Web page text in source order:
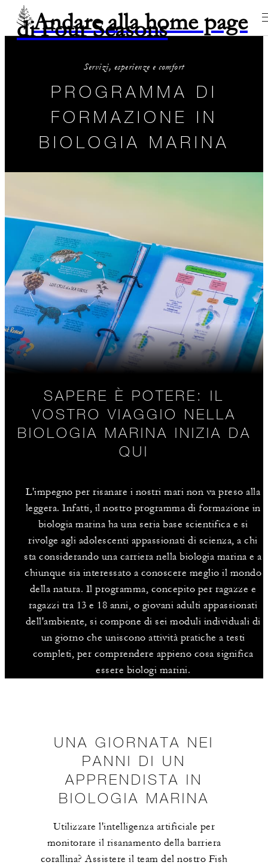
Andare alla home page
di Four Seasons
Servizi, esperienze e comfort
PROGRAMMA DI
FORMAZIONE IN
BIOLOGIA MARINA
SAPERE È POTERE: IL
VOSTRO VIAGGIO NELLA
BIOLOGIA MARINA INIZIA DA
QUI
L'impegno per risanare i nostri mari non va preso alla
leggera. Infatti, il nostro programma di formazione in
biologia marina ha una seria base scientifica e si
rivolge agli adolescenti appassionati di scienza, a chi
sta considerando una carriera nella biologia marina e a
chiunque sia interessato a conoscere meglio il mondo
della natura. Il programma, concepito per ragazze e
ragazzi tra 13 e 18 anni, o giovani adulti appassionati
dell'ambiente, si compone di sei moduli individuali di
un giorno che uniscono attività pratiche a testi
completi, per comprendere appieno cosa significa
essere biologi marini.
UNA GIORNATA NEI
PANNI DI UN
APPRENDISTA IN
BIOLOGIA MARINA
Utilizzare l'intelligenza artificiale per
monitorare il risanamento della barriera
corallina? Assistere il team del nostro Fish